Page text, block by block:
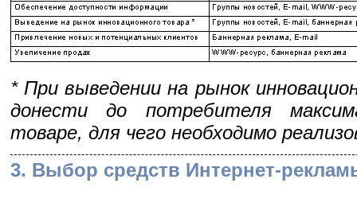
* При выведении на рынок
донести до потребителя
товаре, для чего необходимо
3. Выбор средств Интернет-